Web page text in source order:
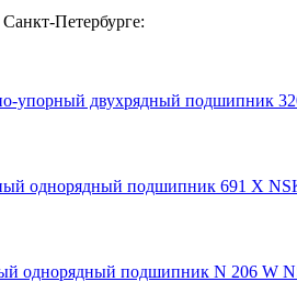
Петербурге:
упорный двухрядный подшипник
однорядный подшипник 691 X
однорядный подшипник N 206 W